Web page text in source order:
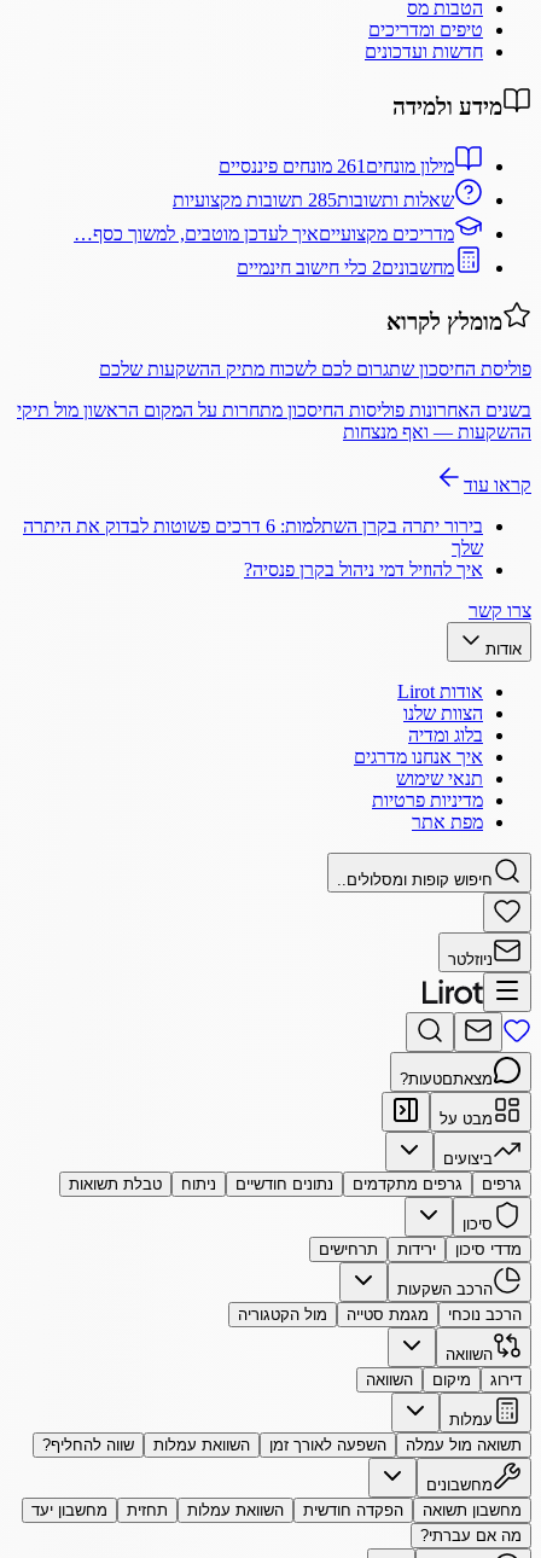
הטבות מס
טיפים ומדריכים
חדשות ועדכונים
מידע ולמידה
מילון מונחים 261 מונחים פיננסיים
שאלות ותשובות285 תשובות מקצועיות
מדריכים מקצועייםאיך לעדכן מוטבים, למשוך כסף…
מחשבונים2 כלי חישוב חינמיים
מומלץ לקרוא
פוליסת החיסכון שתגרום לכם לשכוח מתיק ההשקעות שלכם
בשנים האחרונות פוליסות החיסכון מתחרות על המקום הראשון מול תיקי
ההשקעות — ואף מנצחות
קראו עוד
בירור יתרה בקרן השתלמות: 6 דרכים פשוטות לבדוק את היתרה
שלך
איך להוזיל דמי ניהול בקרן פנסיה?
צרו קשר
אודות
אודות Lirot
הצוות שלנו
בלוג ומדיה
איך אנחנו מדרגים
תנאי שימוש
מדיניות פרטיות
מפת אתר
חיפוש קופות ומסלולים..
ניוזלטר
מצאתםטעות?
מבט על
ביצועים
גרפים
גרפים מתקדמים נתונים חודשיים ניתוח טבלת תשואות
סיכון
מדדי סיכון
ירידות תרחישים
הרכב השקעות
הרכב נוכחי
מגמת סטייה מול הקטגוריה
השוואה
דירוג
מיקום השוואה
עמלות
תשואה מול עמלה
השפעה לאורך זמן השוואת עמלות שווה להחליף?
מחשבונים
מחשבון תשואה
הפקדה חודשית השוואת עמלות תחזית
מחשבון יעד
מה אם עברתי?